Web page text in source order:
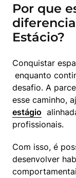
Por que
Estácio?
Conquistar
enquanto
desafio. A
esse caminho,
estágio
profissionais.
Com isso, é
desenvolver